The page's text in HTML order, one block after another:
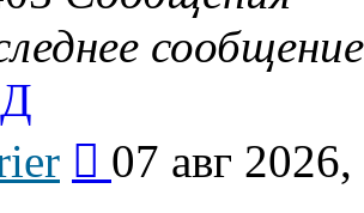
сообщение
последнему
07 авг